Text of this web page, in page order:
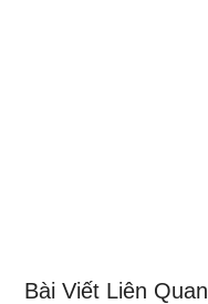
Bài Viết Liên Quan